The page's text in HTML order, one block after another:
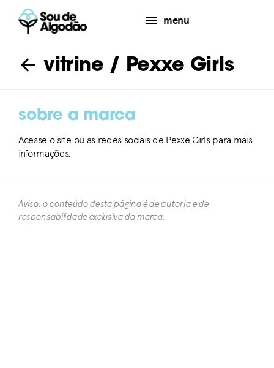
menu
vitrine/ Pexxe Girls
sobre a marca
Acesse o site ou as redes sociais de Pexxe Girls para mais
informações.
Aviso: o conteúdo desta página é de autoria e de
responsabilidade exclusiva da marca.​